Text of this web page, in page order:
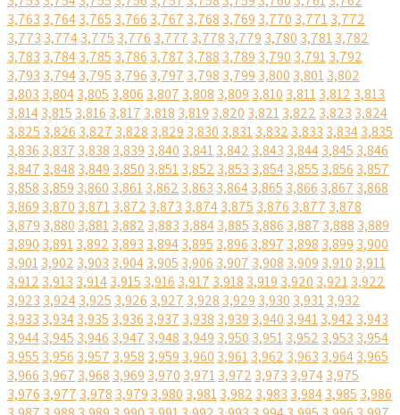
3,763 3,7643,765 3,766 3,767 3,768 3,769 3,770 3,7713,772
3,773 3,7743,775 3,776 3,777 3,778 3,779 3,780 3,7813,782
3,783 3,7843,785 3,786 3,787 3,788 3,789 3,790 3,7913,792
3,793 3,7943,795 3,796 3,797 3,798 3,799 3,800 3,8013,802
3,803 3,8043,805 3,806 3,807 3,808 3,809 3,810 3,8113,812 3,813
3,8143,815 3,816 3,817 3,818 3,819 3,820 3,8213,822 3,823 3,824
3,825 3,826 3,827 3,828 3,829 3,830 3,8313,832 3,833 3,8343,835
3,836 3,837 3,838 3,839 3,840 3,8413,842 3,843 3,8443,845 3,846
3,847 3,848 3,849 3,850 3,8513,852 3,853 3,8543,855 3,856 3,857
3,858 3,859 3,860 3,8613,862 3,863 3,8643,865 3,866 3,867 3,868
3,869 3,870 3,8713,872 3,873 3,8743,875 3,876 3,877 3,878
3,879 3,880 3,8813,882 3,883 3,8843,885 3,886 3,887 3,888 3,889
3,890 3,8913,892 3,893 3,8943,895 3,896 3,897 3,898 3,899 3,900
3,9013,902 3,903 3,9043,905 3,906 3,907 3,908 3,909 3,910 3,911
3,912 3,913 3,9143,915 3,916 3,917 3,918 3,919 3,920 3,9213,922
3,923 3,9243,925 3,926 3,927 3,928 3,929 3,930 3,9313,932
3,933 3,9343,935 3,936 3,937 3,938 3,939 3,940 3,9413,942 3,943
3,9443,945 3,946 3,947 3,948 3,949 3,950 3,9513,952 3,953 3,954
3,955 3,956 3,957 3,958 3,959 3,960 3,9613,962 3,963 3,9643,965
3,966 3,967 3,968 3,969 3,970 3,9713,972 3,973 3,9743,975
3,976 3,977 3,978 3,979 3,980 3,9813,982 3,983 3,9843,985 3,986